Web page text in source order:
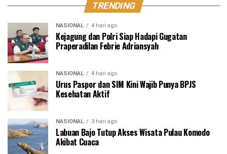
TRENDING
NASIONAL 4 hari ago
Kejagung dan Polri Siap Hadapi Gugatan
Praperadilan Febrie Adriansyah
NASIONAL 4 hari ago
Urus Paspor dan SIM Kini Wajib Punya BPJS
Kesehatan Aktif
NASIONAL 3 hari ago
Labuan Bajo Tutup Akses Wisata Pulau Komodo
Akibat Cuaca